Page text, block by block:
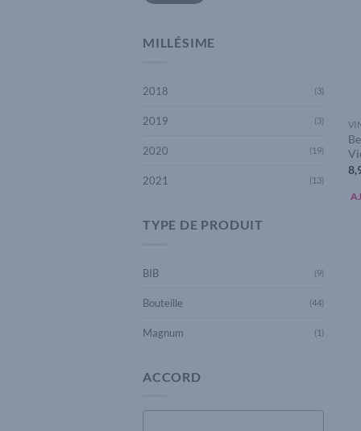
MILLÉSIME
2018 (3)
2019 (3)
2020 (19)
2021 (13)
TYPE DE PRODUIT
BIB (9)
Bouteille (44)
Magnum (1)
ACCORD